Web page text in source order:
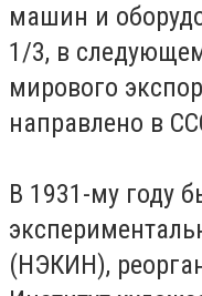
машин и
1/3, в
мирового
направлено в
В 1931-му году
(НЭКИН),